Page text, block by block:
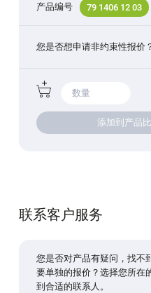
产品编号 79 1406 12 03
您是否想申请非约束性报价
添加到产品
联系客户服务
您是否对产品有疑问，找不
要单独的报价？选择您所在
到合适的联系人。